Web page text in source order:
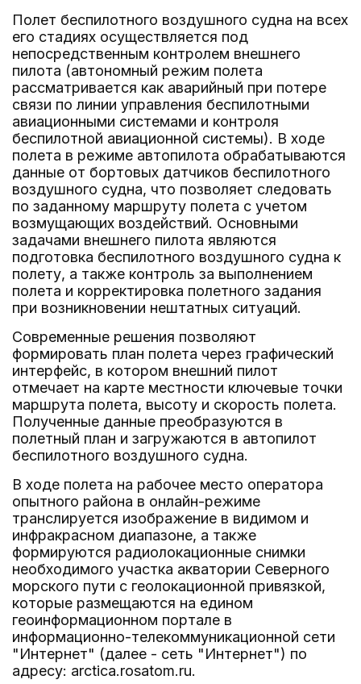
Полет беспилотного воздушного судна на всех
его стадиях осуществляется под
непосредственным контролем внешнего
пилота (автономный режим полета
рассматривается как аварийный при потере
связи по линии управления беспилотными
авиационными системами и контроля
беспилотной авиационной системы). В ходе
полета в режиме автопилота обрабатываются
данные от бортовых датчиков беспилотного
воздушного судна, что позволяет следовать
по заданному маршруту полета с учетом
возмущающих воздействий. Основными
задачами внешнего пилота являются
подготовка беспилотного воздушного судна к
полету, а также контроль за выполнением
полета и корректировка полетного задания
при возникновении нештатных ситуаций.
Современные решения позволяют
формировать план полета через графический
интерфейс, в котором внешний пилот
отмечает на карте местности ключевые точки
маршрута полета, высоту и скорость полета.
Полученные данные преобразуются в
полетный план и загружаются в автопилот
беспилотного воздушного судна.
В ходе полета на рабочее место оператора
опытного района в онлайн-режиме
транслируется изображение в видимом и
инфракрасном диапазоне, а также
формируются радиолокационные снимки
необходимого участка акватории Северного
морского пути с геолокационной привязкой,
которые размещаются на едином
геоинформационном портале в
информационно-телекоммуникационной сети
"Интернет" (далее - сеть "Интернет") по
адресу: arctica.rosatom.ru.